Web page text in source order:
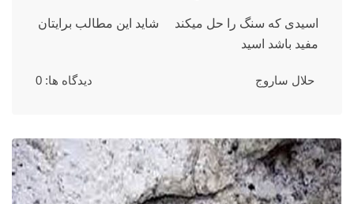
اسیدی که سنگ را حل میکند شاید این مطالب برایتان
مفید باشد اسید
حلال ساروج دیدگاه ها: 0